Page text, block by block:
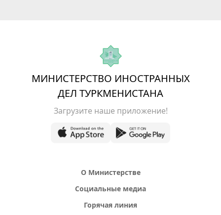
МИНИСТЕРСТВО ИНОСТРАННЫХ
ДЕЛ ТУРКМЕНИСТАНА
Загрузите наше приложение!
О Министерстве
Социальные медиа
Горячая линия